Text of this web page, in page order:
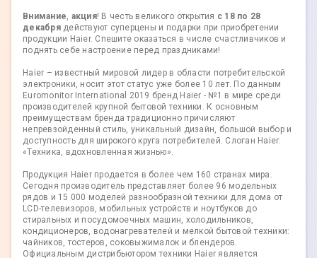
Внимание, акция! В честь великого открытия с 18 по 28
декабрядействуют суперцены и подарки при приобретении
продукции Haier. Спешите оказаться в числе счастливчиков и
поднять себе настроение перед праздниками!
Haier – известный мировой лидер в области потребительской
электроники, носит этот статус уже более 10 лет. По данным
Euromonitor International 2019 бренд Haier - №1 в мире среди
производителей крупной бытовой техники. К основным
преимуществам бренда традиционно причисляют
непревзойденный стиль, уникальный дизайн, большой выбор и
доступность для широкого круга потребителей. Слоган Haier:
«Техника, вдохновленная жизнью».
Продукция Haier продается в более чем 160 странах мира.
Сегодня производитель представляет более 96 модельных
рядов и 15 000 моделей разнообразной техники для дома от
LCD-телевизоров, мобильных устройств и ноутбуков до
стиральных и посудомоечных машин, холодильников,
кондиционеров, водонагревателей и мелкой бытовой техники:
чайников, тостеров, соковыжималок и блендеров.
Официальным дистрибьютором техники Haier является